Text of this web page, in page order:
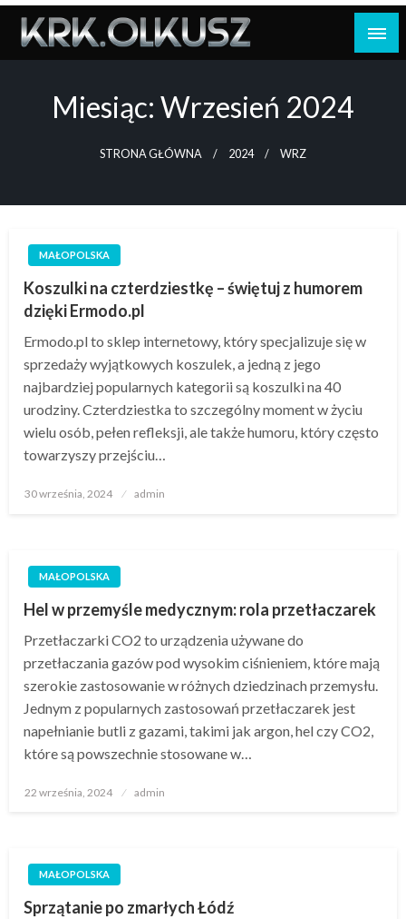
Skip
content
Miesiąc: Wrzesień 2024
STRONA GŁÓWNA 2024 WRZ
MAŁOPOLSKA
Koszulki na czterdziestkę – świętuj z humorem
dzięki Ermodo.pl
Ermodo.pl to sklep internetowy, który specjalizuje się w
sprzedaży wyjątkowych koszulek, a jedną z jego
najbardziej popularnych kategorii są koszulki na 40
urodziny. Czterdziestka to szczególny moment w życiu
wielu osób, pełen refleksji, ale także humoru, który często
towarzyszy przejściu…
Opublikowane
30 września, 2024 admin
MAŁOPOLSKA
Hel w przemyśle medycznym: rola przetłaczarek
Przetłaczarki CO2 to urządzenia używane do
przetłaczania gazów pod wysokim ciśnieniem, które mają
szerokie zastosowanie w różnych dziedzinach przemysłu.
Jednym z popularnych zastosowań przetłaczarek jest
napełnianie butli z gazami, takimi jak argon, hel czy CO2,
które są powszechnie stosowane w…
Opublikowane
22 września, 2024 admin
MAŁOPOLSKA
Sprzątanie po zmarłych Łódź